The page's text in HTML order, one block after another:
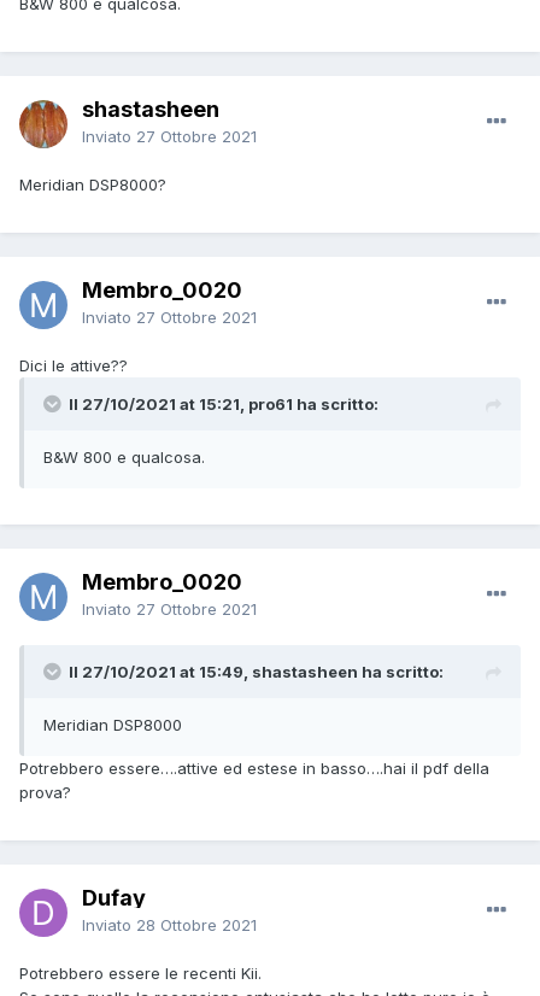
B&W 800 e qualcosa.
shastasheen
Inviato 27 Ottobre 2021
Meridian DSP8000?
Membro_0020
Inviato 27 Ottobre 2021
Dici le attive??
Il 27/10/2021 at 15:21, pro61 ha scritto:
B&W 800 e qualcosa.
Membro_0020
Inviato 27 Ottobre 2021
Il 27/10/2021 at 15:49, shastasheen ha scritto:
Meridian DSP8000
Potrebbero essere….attive ed estese in basso….hai il pdf della
prova?
Dufay
Inviato 28 Ottobre 2021
Potrebbero essere le recenti Kii.